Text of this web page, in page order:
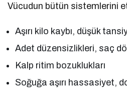
Vücudun bütün sistemlerini
Aşırı kilo kaybı, düşük
Adet düzensizlikleri, saç
Kalp ritim bozuklukları
Soğuğa aşırı hassasiyet,